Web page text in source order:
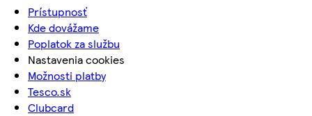
Prístupnosť
Kde dovážame
Poplatok za službu
Nastavenia cookies
Možnosti platby
Tesco.sk
Clubcard